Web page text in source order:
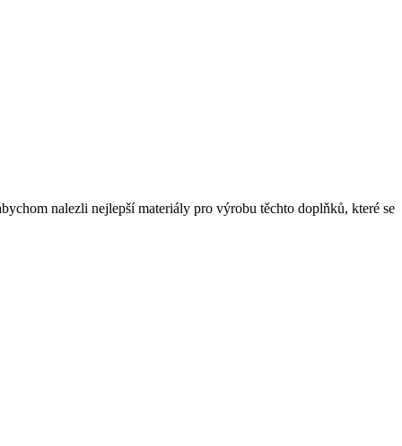
nalezli nejlepší materiály pro výrobu těchto doplňků, které se